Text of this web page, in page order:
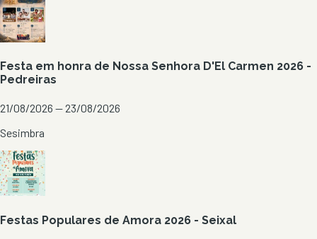
Festa em honra de Nossa Senhora D'El Carmen 2026 -
Pedreiras
21/08/2026 — 23/08/2026
Sesimbra
Festas Populares de Amora 2026 - Seixal